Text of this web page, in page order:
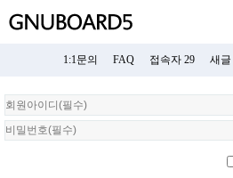
1:1문의 FAQ 접속자 29 새글
회
원
로